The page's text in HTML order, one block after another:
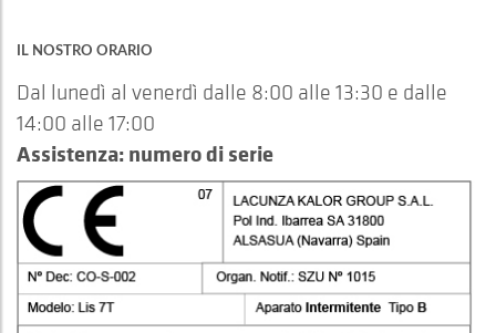
IL NOSTRO ORARIO
Dal lunedì al venerdì dalle 8:00 alle 13:30 e dalle
14:00 alle 17:00
Assistenza: numero di serie